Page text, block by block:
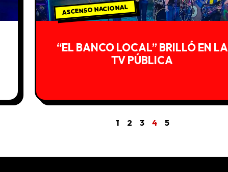
ASCENSO NACIONAL
“EL BANCO LOCAL” BRILLÓ EN LA
TV PÚBLICA
1 2 3 4 5